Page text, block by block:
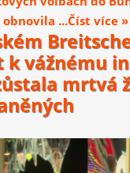
...Číst více »
k vážnému
mrtvá